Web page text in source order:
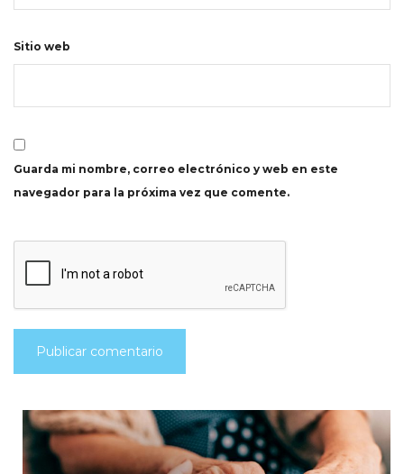
Sitio web
Guarda mi nombre, correo electrónico y web en este
navegador para la próxima vez que comente.